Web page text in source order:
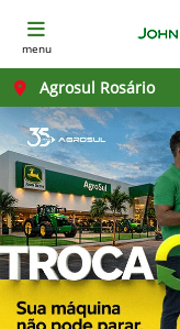
menu
Agrosul Rosário